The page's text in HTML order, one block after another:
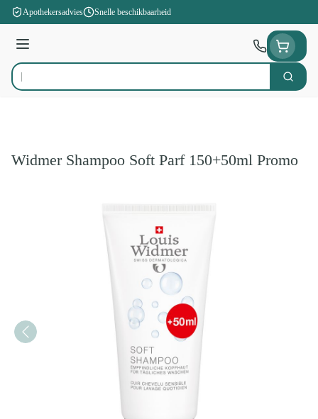
Ga naar de inhoud
Apothekersadvies Snelle beschikbaarheid
Menu
Product, merk, categorie... Zoek
Widmer Shampoo Soft Parf 150+50ml Promo